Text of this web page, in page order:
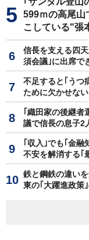
599ｍの高尾山
こしている"張
信長を支える四
須会議｣に出席で
不足すると｢うつ
ために欠かせな
｢織田家の後継
議で信長の息子2
｢収入｣でも｢金
不安を解消する｢
鉄と鋼鉄の違い
東の｢大躍進政策